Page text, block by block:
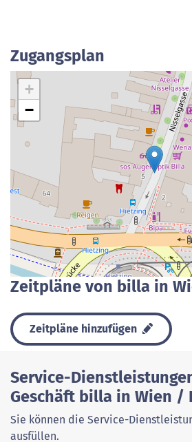
Zugangsplan
+
−
Zeitpläne von billa in
Zeitpläne hinzufügen
Service-
Geschäft billa in Wien /
Sie können die Service-
ausfüllen.